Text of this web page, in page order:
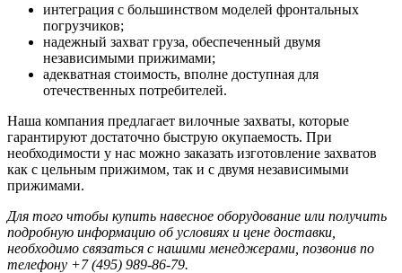
интеграция с большинством моделей фронтальных
погрузчиков;
надежный захват груза, обеспеченный двумя
независимыми прижимами;
адекватная стоимость, вполне доступная для
отечественных потребителей.
Наша компания предлагает вилочные захваты, которые
гарантируют достаточно быструю окупаемость. При
необходимости у нас можно заказать изготовление захватов
как с цельным прижимом, так и с двумя независимыми
прижимами.
Для того чтобы купить навесное оборудование или получить
подробную информацию об условиях и цене доставки,
необходимо связаться с нашими менеджерами, позвонив по
телефону +7 (495) 989-86-79.